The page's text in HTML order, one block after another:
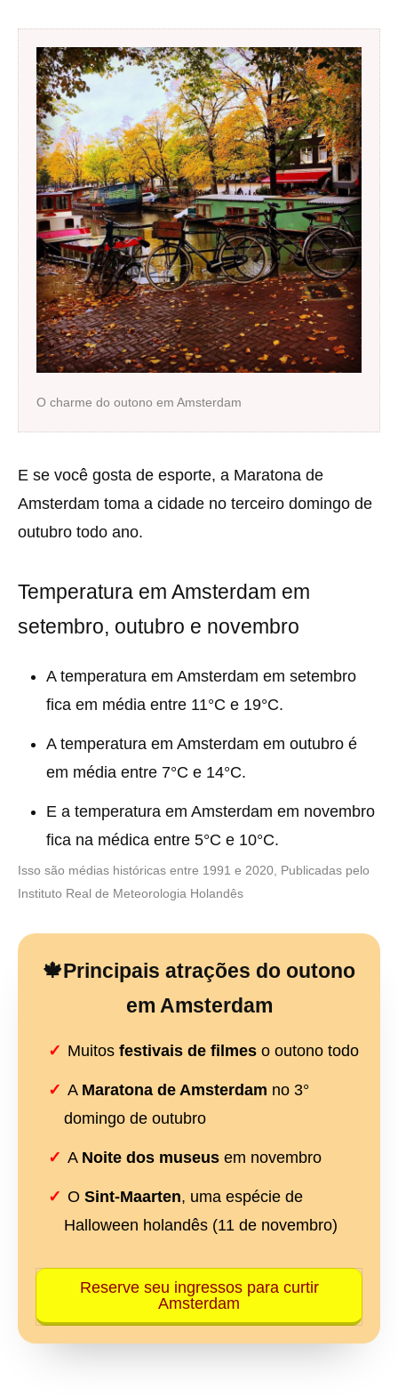
O charme do outono em Amsterdam
E se você gosta de esporte, a Maratona de
Amsterdam toma a cidade no terceiro domingo de
outubro todo ano.
Temperatura em Amsterdam em
setembro, outubro e novembro
A temperatura em Amsterdam em setembro
fica em média entre 11°C e 19°C.
A temperatura em Amsterdam em outubro é
em média entre 7°C e 14°C.
E a temperatura em Amsterdam em novembro
fica na médica entre 5°C e 10°C.
Isso são médias históricas entre 1991 e 2020, Publicadas pelo
Instituto Real de Meteorologia Holandês
🍁Principais atrações do outono
em Amsterdam
Muitos festivais de filmes o outono todo
A Maratona de Amsterdam no 3°
domingo de outubro
A Noite dos museusem novembro
O Sint-Maarten, uma espécie de
Halloween holandês (11 de novembro)
Reserve seu ingressos para curtir
Amsterdam